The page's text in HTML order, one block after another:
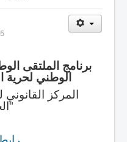
برنامج الملتقى
الجزائري"